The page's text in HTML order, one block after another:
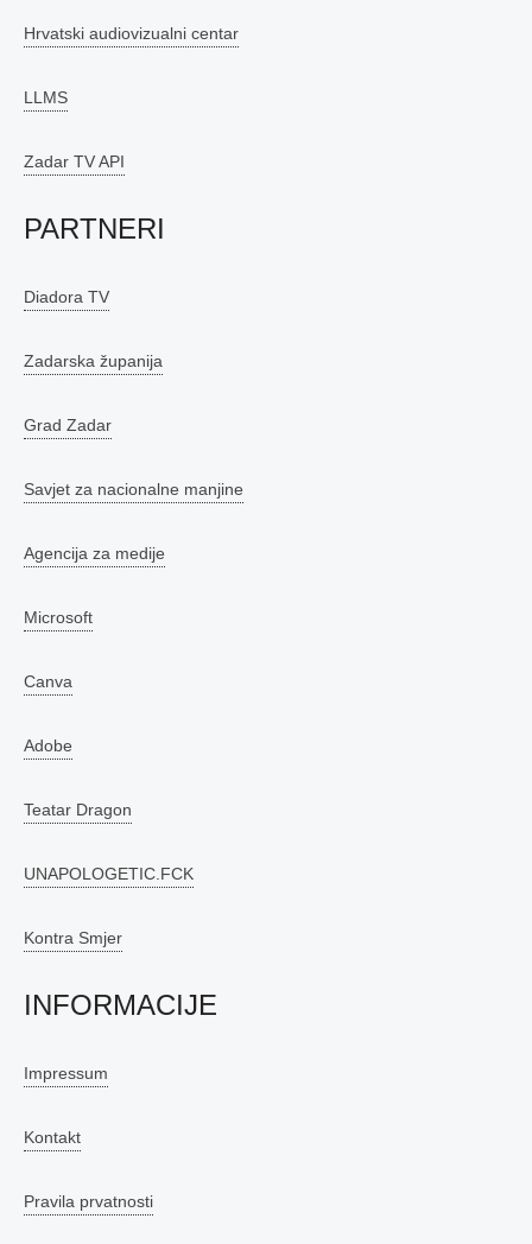
Hrvatski audiovizualni centar
LLMS
Zadar TV API
PARTNERI
Diadora TV
Zadarska županija
Grad Zadar
Savjet za nacionalne manjine
Agencija za medije
Microsoft
Canva
Adobe
Teatar Dragon
UNAPOLOGETIC.FCK
Kontra Smjer
INFORMACIJE
Impressum
Kontakt
Pravila prvatnosti